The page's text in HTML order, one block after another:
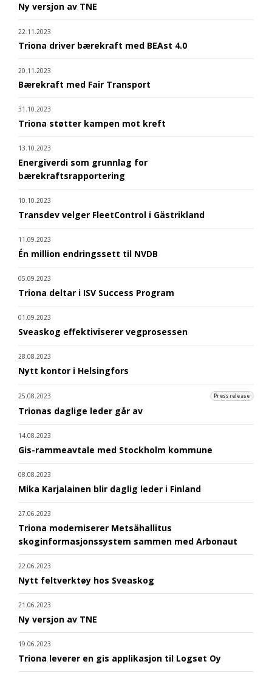
Ny versjon av TNE
22.11.2023
Triona driver bærekraft med BEAst 4.0
20.11.2023
Bærekraft med Fair Transport
31.10.2023
Triona støtter kampen mot kreft
13.10.2023
Energiverdi som grunnlag for
bærekraftsrapportering
10.10.2023
Transdev velger FleetControl i Gästrikland
11.09.2023
Én million endringssett til NVDB
05.09.2023
Triona deltar i ISV Success Program
01.09.2023
Sveaskog effektiviserer vegprosessen
28.08.2023
Nytt kontor i Helsingfors
25.08.2023 Pressrelease
Trionas daglige leder går av
14.08.2023
Gis-rammeavtale med Stockholm kommune
08.08.2023
Mika Karjalainen blir daglig leder i Finland
27.06.2023
Triona moderniserer Metsähallitus
skoginformasjonssystem sammen med Arbonaut
22.06.2023
Nytt feltverktøy hos Sveaskog
21.06.2023
Ny versjon av TNE
19.06.2023
Triona leverer en gis applikasjon til Logset Oy